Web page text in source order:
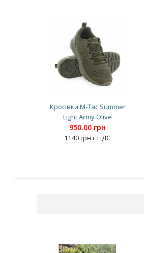
Кросівки M-Tac Summer
Light Army Olive
950.00 грн
1140 грн с НДС